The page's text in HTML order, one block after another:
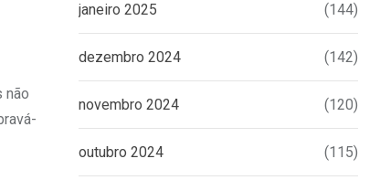
não
janeiro 2025 (144)
dezembro 2024 (142)
novembro 2024 (120)
outubro 2024 (115)